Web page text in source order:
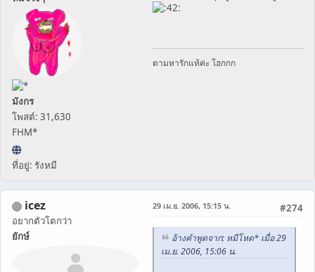
มังกร
โพสต์: 31,630
FHM*
ที่อยู่: รังหมี
ตามหารักแท้ค่ะ โฮกกก
icez
อยากตัวโตกว่า
ยักษ์
#274
29 เม.ย. 2006, 15:15 น.
อ้างคำพูดจาก: หมีโหด* เมื่อ 29
เม.ย. 2006, 15:06 น.